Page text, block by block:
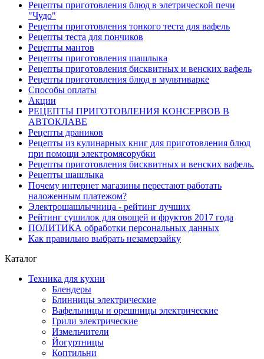
Рецепты приготовления блюд в элетрической печи
"Чудо"
Рецепты приготовления тонкого теста для вафель
Рецепты теста для пончиков
Рецепты мантов
Рецепты приготовления шашлыка
Рецепты приготовления бисквитных и венских вафель
Рецепты приготовления блюд в мультиварке
Способы оплаты
Акции
РЕЦЕПТЫ ПРИГОТОВЛЕНИЯ КОНСЕРВОВ В
АВТОКЛАВЕ
Рецепты драников
Рецепты из кулинарных книг для приготовления блюд
при помощи электромясорубки
Рецепты приготовления бисквитных и венских вафель.
Рецепты шашлыка
Почему интернет магазины перестают работать
наложенным платежом?
Электрошашлычница - рейтинг лучших
Рейтинг сушилок для овощей и фруктов 2017 года
ПОЛИТИКА обработки персональных данных
Как правильно выбрать незамерзайку
Каталог
Техника для кухни
Блендеры
Блинницы электрические
Вафельницы и орешницы электрические
Грили электрические
Измельчители
Йогуртницы
Коптильни